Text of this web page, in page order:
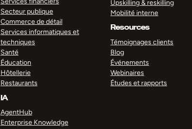
Secteur publique
Commerce de détail
Services informatiques et
techniques
Santé
Éducation
Hôtellerie
Restaurants
IA
AgentHub
Enterprise Knowledge
Upskilling & reskilling
Mobilité interne
Resources
Témoignages clients
Blog
Événements
Webinaires
Études et rapports